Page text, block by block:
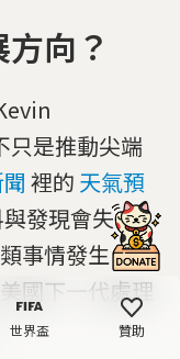
世界盃 贊助
向？
只是推動尖端
裡的 天氣預
發現會失
事情發生，短
國下一代處理